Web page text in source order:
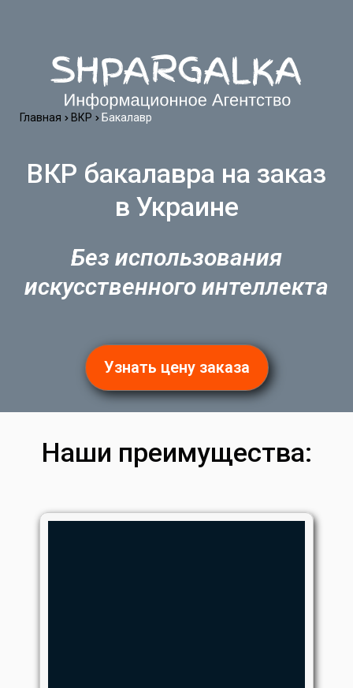
ВКР бакалавра на заказ
в Украине
Без использования
искусственного интеллекта
Узнать цену заказа
Главная ВКР Бакалавр
Наши преимущества: